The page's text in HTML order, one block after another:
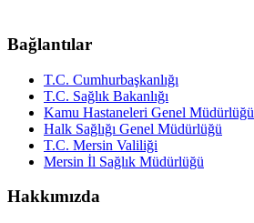
Bağlantılar
T.C. Cumhurbaşkanlığı
T.C. Sağlık Bakanlığı
Kamu Hastaneleri Genel Müdürlüğü
Halk Sağlığı Genel Müdürlüğü
T.C. Mersin Valiliği
Mersin İl Sağlık Müdürlüğü
Hakkımızda